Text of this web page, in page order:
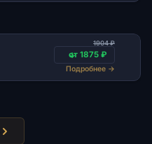
1904 ₽
от 1875 ₽
Подробнее →